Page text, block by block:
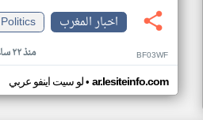
اخبار المغرب
Politics
منذ ٢٢ ساعة BF03WF
لو سيت اينفو عربي• ar.lesiteinfo.com